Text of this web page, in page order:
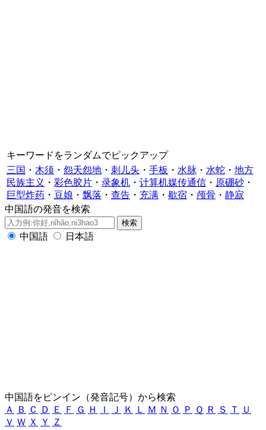
キーワードをランダムでピックアップ
三国 ・ 木须 ・ 怨天怨地 ・ 刺儿头 ・ 手板 ・ 水脉 ・ 水蛇 ・ 地方
民族主义 ・ 彩色胶片 ・ 录象机 ・ 计算机媒传通信 ・ 原硼砂 ・
巨型炸药 ・ 豆娘 ・ 飘落 ・ 查告 ・ 充满 ・ 歇宿 ・ 颅骨 ・ 静寂
中国語の発音を検索
中国語 日本語
中国語をピンイン（発音記号）から検索
Ａ
Ｂ Ｃ Ｄ Ｅ Ｆ Ｇ Ｈ Ｉ Ｊ Ｋ Ｌ Ｍ Ｎ Ｏ Ｐ Ｑ Ｒ Ｓ Ｔ
Ｕ
Ｖ Ｗ Ｘ Ｙ Ｚ